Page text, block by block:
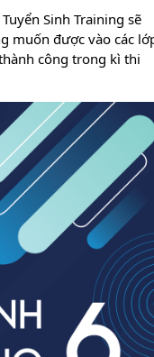
Sinh Training sẽ
muốn được vào các
công trong kì thi